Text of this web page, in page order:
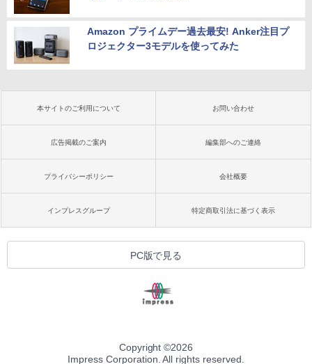
Amazon プライムデー過去最安! Anker注目プ
ロジェクター3モデルを使ってみた
本サイトのご利用について お問い合わせ
広告掲載のご案内 編集部へのご連絡
プライバシーポリシー 会社概要
インプレスグループ 特定商取引法に基づく表示
PC版で見る
Copyright ©2026
Impress Corporation. All rights reserved.